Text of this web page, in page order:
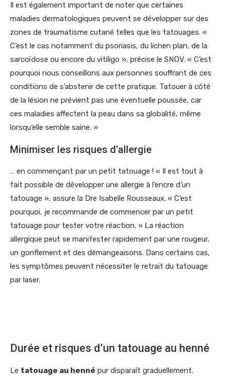
Il est également important de noter que certaines
maladies dermatologiques peuvent se développer sur des
zones de traumatisme cutané telles que les tatouages. «
C’est le cas notamment du psoriasis, du lichen plan, de la
sarcoïdose ou encore du vitiligo », précise le SNDV. « C’est
pourquoi nous conseillons aux personnes souffrant de ces
conditions de s’abstenir de cette pratique. Tatouer à côté
de la lésion ne prévient pas une éventuelle poussée, car
ces maladies affectent la peau dans sa globalité, même
lorsqu’elle semble saine. »
Minimiser les risques d’allergie
… en commençant par un petit tatouage ! « Il est tout à
fait possible de développer une allergie à l’encre d’un
tatouage », assure la Dre Isabelle Rousseaux. « C’est
pourquoi, je recommande de commencer par un petit
tatouage pour tester votre réaction. » La réaction
allergique peut se manifester rapidement par une rougeur,
un gonflement et des démangeaisons. Dans certains cas,
les symptômes peuvent nécessiter le retrait du tatouage
par laser.
Durée et risques d’un tatouage au henné
Le tatouage au henné pur disparaît graduellement.